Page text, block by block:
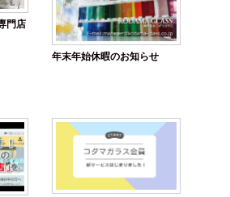
門店
年末年始休暇のお知らせ